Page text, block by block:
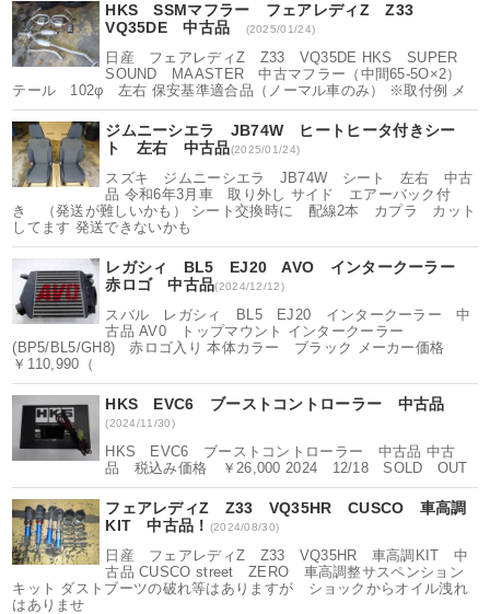
HKS SSMマフラー フェアレディZ Z33
VQ35DE 中古品
(2025/01/24)
日産 フェアレディZ Z33 VQ35DE HKS SUPER
SOUND MAASTER 中古マフラー（中間65-5O×2）
テール 102φ 左右 保安基準適合品（ノーマル車のみ） ※取付例 メ
ジムニーシエラ JB74W ヒートヒータ付きシー
ト 左右 中古品(2025/01/24)
スズキ ジムニーシエラ JB74W シート 左右 中古
品 令和6年3月車 取り外し サイド エアーバック付
き （発送が難しいかも） シート交換時に 配線2本 カプラ カット
してます 発送できないかも
レガシィ BL5 EJ20 AVO インタークーラー
赤ロゴ 中古品(2024/12/12)
スバル レガシィ BL5 EJ20 インタークーラー 中
古品 AV0 トップマウント インタークーラー
(BP5/BL5/GH8) 赤ロゴ入り 本体カラー ブラック メーカー価格
￥110,990（
HKS EVC6 ブーストコントローラー 中古品
(2024/11/30)
HKS EVC6 ブーストコントローラー 中古品 中古
品 税込み価格 ￥26,000 2024 12/18 SOLD OUT
フェアレディZ Z33 VQ35HR CUSCO 車高調
KIT 中古品！ (2024/08/30)
日産 フェアレディZ Z33 VQ35HR 車高調KIT 中
古品 CUSCO street ZERO 車高調整サスペンション
キット ダストブーツの破れ等はありますが ショックからオイル洩れ
はありませ